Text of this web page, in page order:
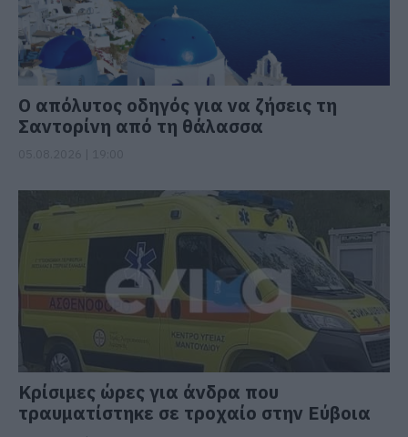
Ο απόλυτος οδηγός για να ζήσεις τη
Σαντορίνη από τη θάλασσα
Κρίσιμες ώρες για άνδρα που
τραυματίστηκε σε τροχαίο στην Εύβοια